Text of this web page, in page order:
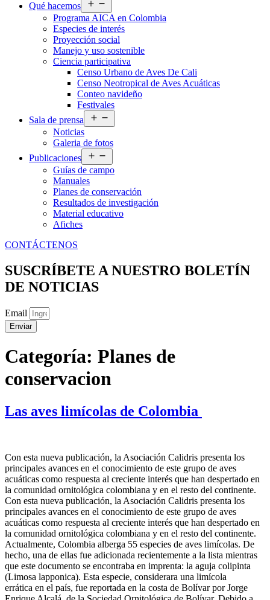
Qué hacemos
el
menú
Programa AICA en Colombia
Especies de interés
Proyección social
Manejo y uso sostenible
Ciencia participativa
Censo Urbano de Aves De Cali
Censo Neotropical de Aves Acuáticas
Conteo navideño
Festivales
Sala de prensa
el
Noticias
Galeria de fotos
Publicaciones
el
menú
Guías de campo
Manuales
Planes de conservación
Resultados de investigación
Material educativo
Afiches
CONTÁCTENOS
SUSCRÍBETE A NUESTRO BOLETÍN
DE NOTICIAS
Email
Enviar
Categoría: Planes de
conservacion
Las aves limícolas de Colombia
Con esta nueva publicación, la Asociación Calidris presenta los
principales avances en el conocimiento de este grupo de aves
acuáticas como respuesta al creciente interés que han despertado en
la comunidad ornitológica colombiana y en el resto del continente.
Con esta nueva publicación, la Asociación Calidris presenta los
principales avances en el conocimiento de este grupo de aves
acuáticas como respuesta al creciente interés que han despertado en
la comunidad ornitológica colombiana y en el resto del continente.
Actualmente, Colombia alberga 55 especies de aves limícolas. De
hecho, una de ellas fue adicionada recientemente a la lista mientras
que este documento se encontraba en imprenta: la aguja colipinta
(Limosa lapponica). Esta especie, considerara una limícola
errática en el país, fue reportada en la costa de Bolívar por Jorge